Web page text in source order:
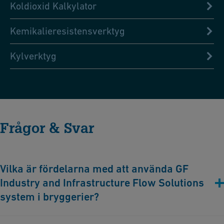
Koldioxid Kalkylator
Kemikalieresistensverktyg
Kylverktyg
Frågor & Svar
Vilka är fördelarna med att använda GF
Industry and Infrastructure Flow Solutions
system i bryggerier?